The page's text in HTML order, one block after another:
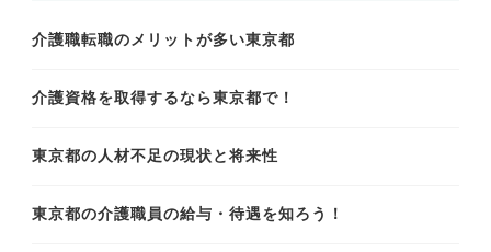
介護職転職のメリットが多い東京都
介護資格を取得するなら東京都で！
東京都の人材不足の現状と将来性
東京都の介護職員の給与・待遇を知ろう！